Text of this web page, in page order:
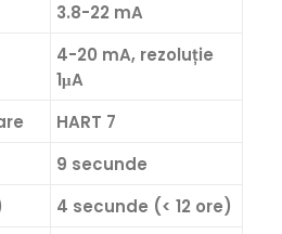
3.8-22 mA
4-20 mA, rezoluție
1μA
HART 7
9 secunde
4 secunde (< 12 ore)